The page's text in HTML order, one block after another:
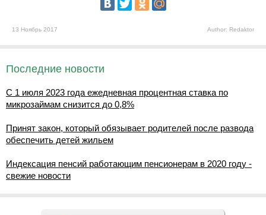
13 Ноябрь 2017 Author: Redaktor
Последние новости
С 1 июля 2023 года ежедневная процентная ставка по
микрозаймам снизится до 0,8%
Принят закон, который обязывает родителей после развода
обеспечить детей жильем
Индексация пенсий работающим пенсионерам в 2020 году -
свежие новости